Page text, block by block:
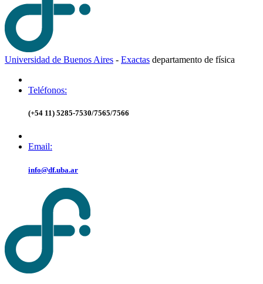
Universidad de Buenos Aires - Exactas departamento de física
Teléfonos:
(+54 11) 5285-7530/7565/7566
Email:
info@df.uba.ar